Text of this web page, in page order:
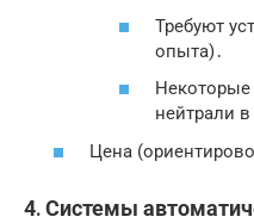
Требуют
опыта)․
Некоторые
нейтрали
Цена
4․ Системы